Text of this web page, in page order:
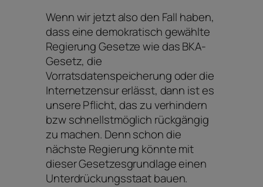
Wenn wir jetzt also den Fall haben,
dass eine demokratisch gewählte
Regierung Gesetze wie das BKA-
Gesetz, die
Vorratsdatenspeicherung oder die
Internetzensur erlässt, dann ist es
unsere Pflicht, das zu verhindern
bzw schnellstmöglich rückgängig
zu machen. Denn schon die
nächste Regierung könnte mit
dieser Gesetzesgrundlage einen
Unterdrückungsstaat bauen.